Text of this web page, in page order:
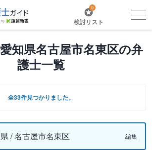
0
検討リスト
知県名古屋市名東区の弁
護士一覧
全33件見つかりました。
/ 名古屋市名東区 編集